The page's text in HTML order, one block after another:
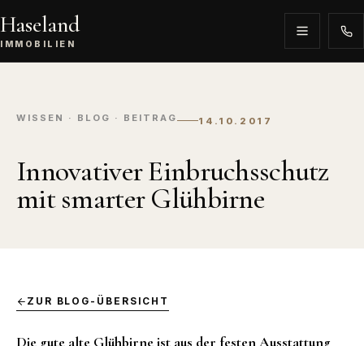
Haseland
IMMOBILIEN
WISSEN · BLOG · BEITRAG 14.10.2017
Innovativer Einbruchsschutz
mit smarter Glühbirne
ZUR BLOG-ÜBERSICHT